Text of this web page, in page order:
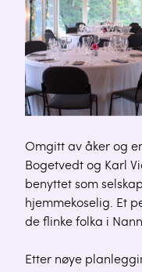
Omgitt av åker og
Bogetvedt og Karl
benyttet som
hjemmekoselig. Et
de flinke folka i
Etter nøye